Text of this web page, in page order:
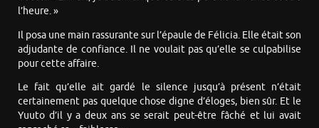
l’heure. »
Il posa une main rassurante sur l’épaule de Félicia. Elle était son
adjudante de confiance. Il ne voulait pas qu’elle se culpabilise
pour cette affaire.
Le fait qu’elle ait gardé le silence jusqu’à présent n’était
certainement pas quelque chose digne d’éloges, bien sûr. Et le
Yuuto d’il y a deux ans se serait peut-être fâché et lui avait